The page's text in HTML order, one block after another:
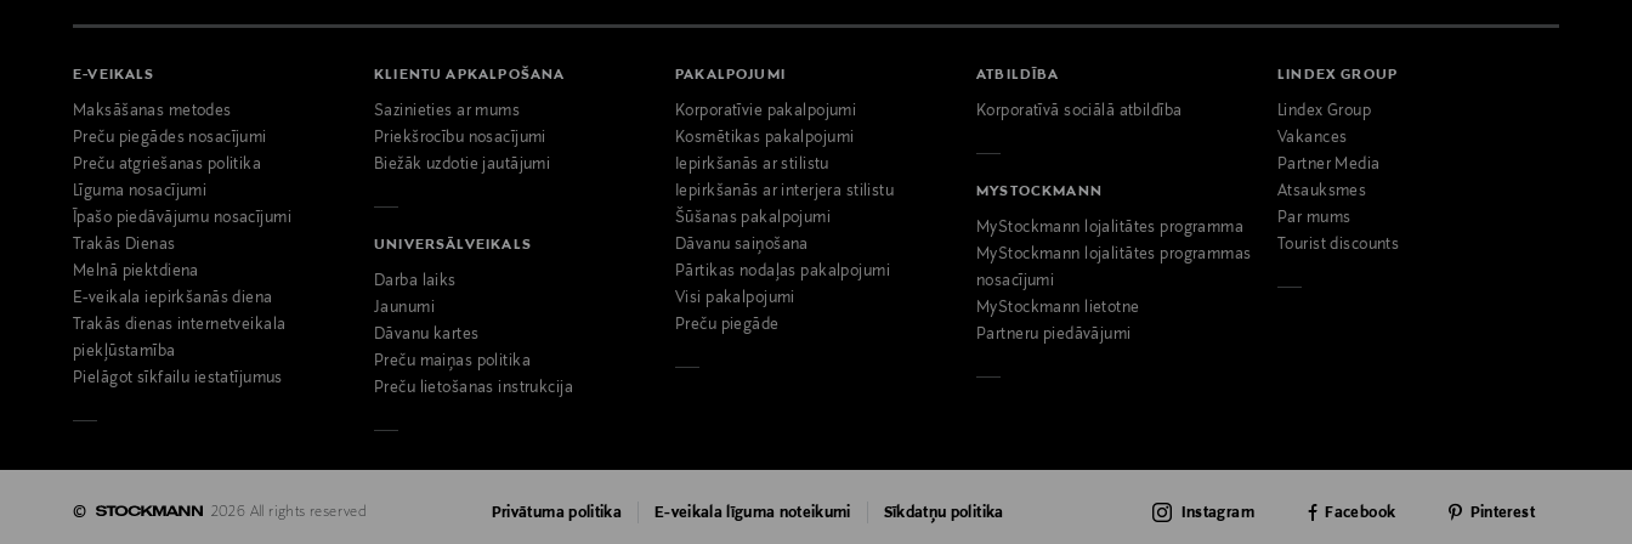
E-VEIKALS
Maksāšanas metodes
Preču piegādes nosacījumi
Preču atgriešanas politika
Līguma nosacījumi
Īpašo piedāvājumu nosacījumi
Trakās Dienas
Melnā piektdiena
E-veikala iepirkšanās diena
Trakās dienas internetveikala
piekļūstamība
Pielāgot sīkfailu iestatījumus
KLIENTU APKALPOŠANA
Sazinieties ar mums
Priekšrocību nosacījumi
Biežāk uzdotie jautājumi
UNIVERSĀLVEIKALS
Darba laiks
Jaunumi
Dāvanu kartes
Preču maiņas politika
Preču lietošanas instrukcija
PAKALPOJUMI
Korporatīvie pakalpojumi
Kosmētikas pakalpojumi
Iepirkšanās ar stilistu
Iepirkšanās ar interjera stilistu
Šūšanas pakalpojumi
Dāvanu saiņošana
Pārtikas nodaļas pakalpojumi
Visi pakalpojumi
Preču piegāde
ATBILDĪBA
Korporatīvā sociālā atbildība
MYSTOCKMANN
MyStockmann lojalitātes programma
MyStockmann lojalitātes programmas
nosacījumi
MyStockmann lietotne
Partneru piedāvājumi
LINDEX GROUP
Lindex Group
Vakances
Partner Media
Atsauksmes
Par mums
Tourist discounts
© 2026 All rights reserved Privātuma politika E-veikala līguma noteikumi Sīkdatņu politika Instagram Facebook Pinterest